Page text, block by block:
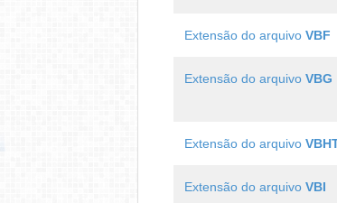
Extensão do arquivo VBF
Extensão do arquivo VBG
Extensão do arquivo
Extensão do arquivo VBI